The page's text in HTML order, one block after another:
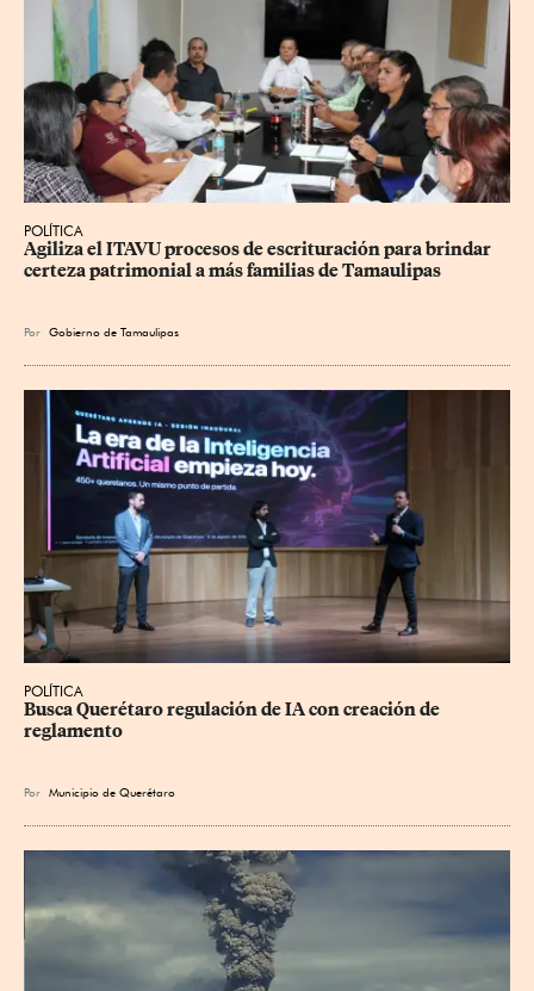
POLÍTICA
Agiliza el ITAVU procesos de escrituración para brindar
certeza patrimonial a más familias de Tamaulipas
Por Gobierno de Tamaulipas
POLÍTICA
Busca Querétaro regulación de IA con creación de
reglamento
Por Municipio de Querétaro